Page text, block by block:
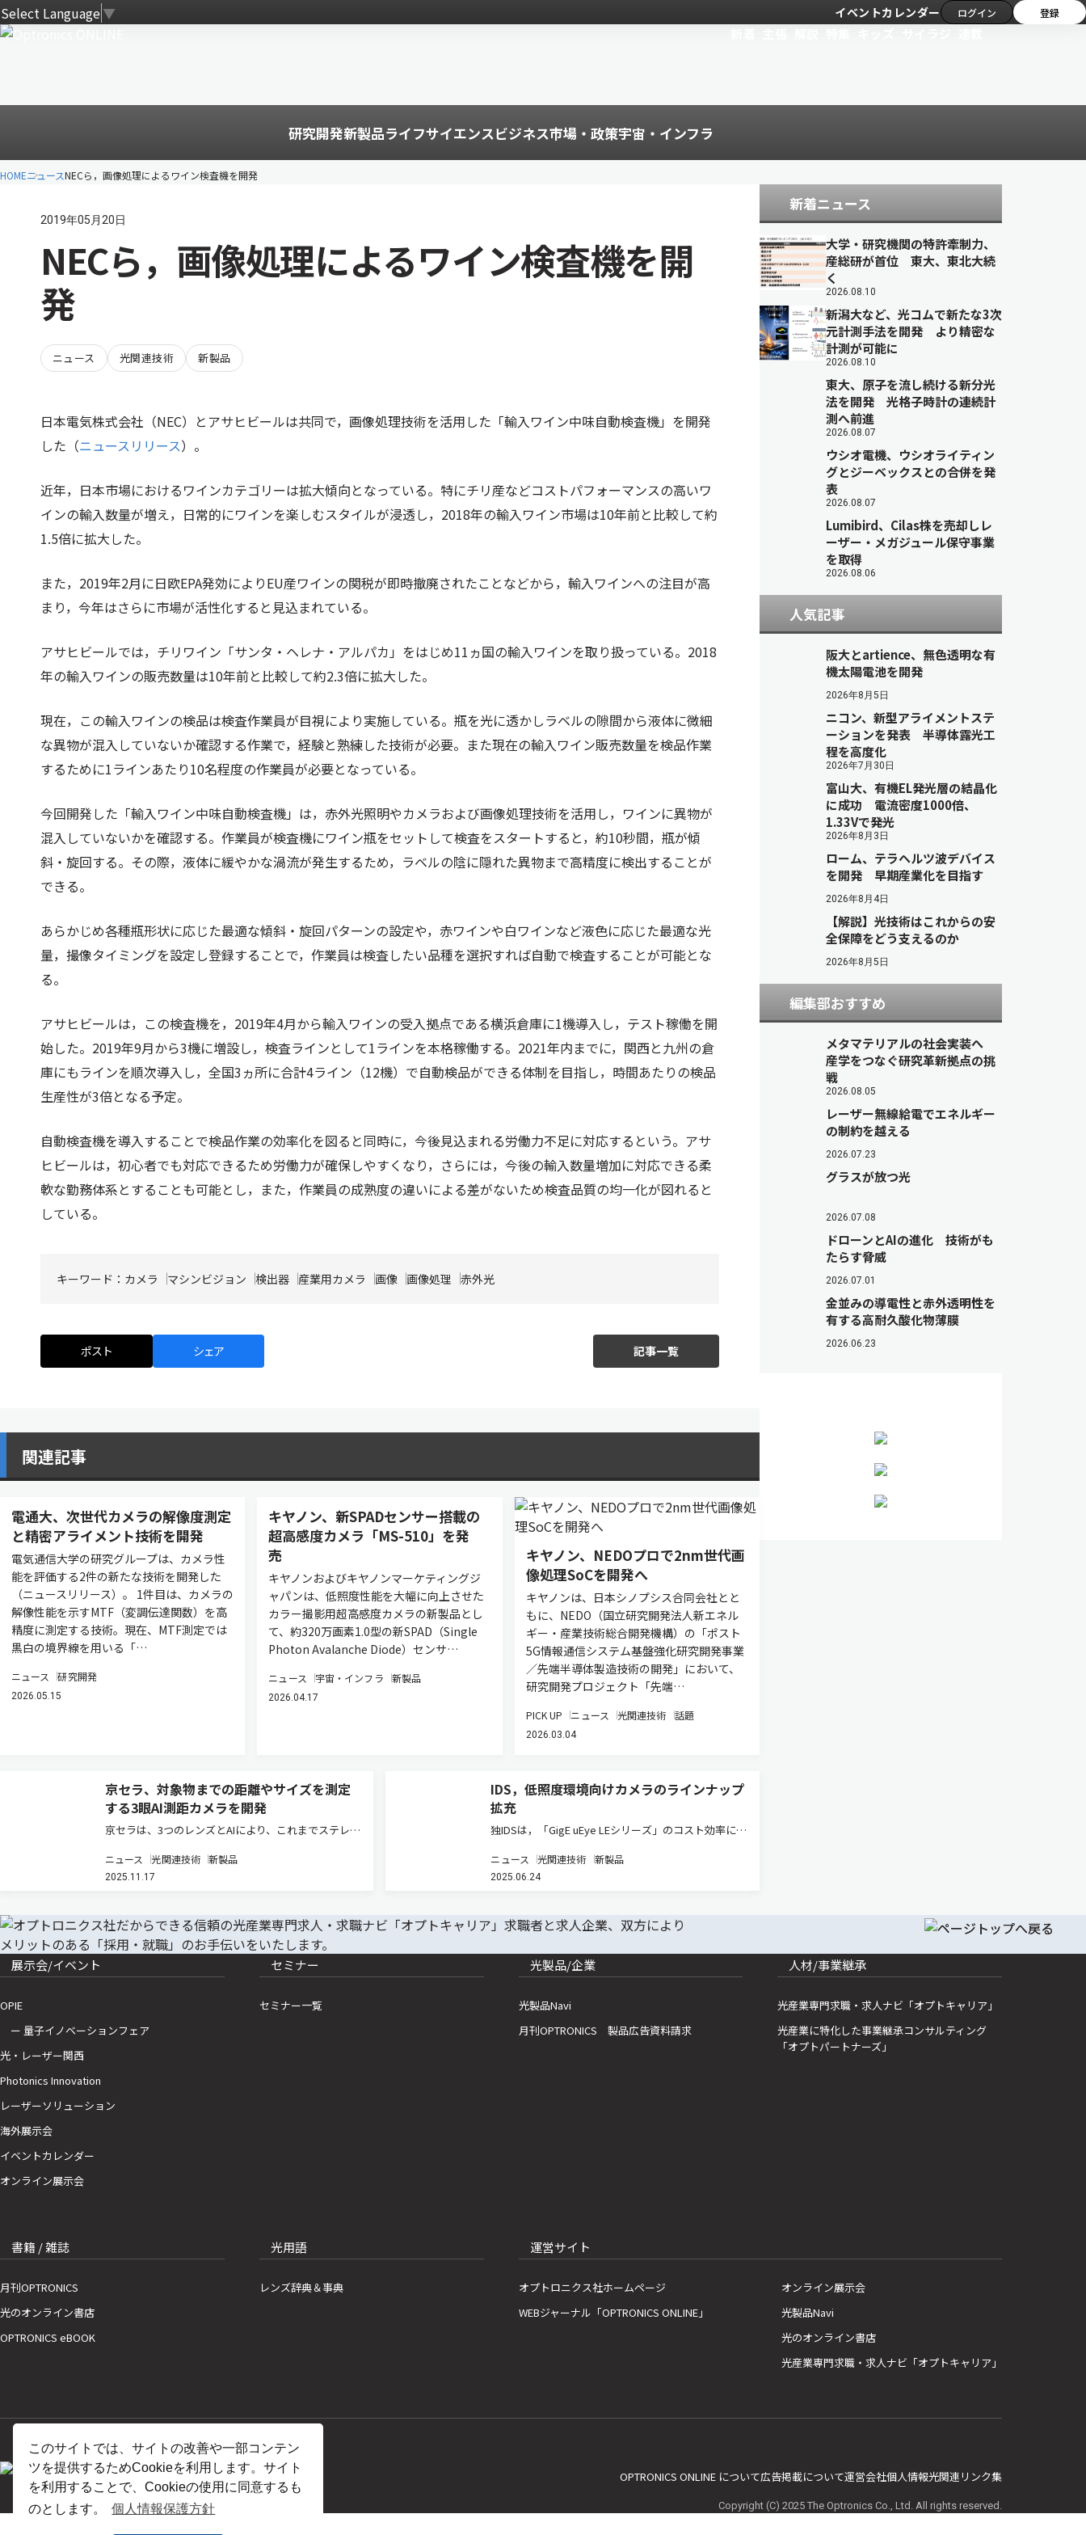
このサイトでは、サイトの改善や一部コンテン
ツを提供するためCookieを利用します。サイト
を利用することで、Cookieの使用に同意するも
のとします。
個人情報保護方針
Select Language▼ イベントカレンダー ログイン 登録
研究開発新製品ライフサイエンスビジネス市場・政策宇宙・インフラ
HOMEニュースNECら，画像処理によるワイン検査機を開発
2019年05月20日
NECら，画像処理によるワイン検査機を開
発
ニュース 光関連技術 新製品
日本電気株式会社（NEC）とアサヒビールは共同で，画像処理技術を活用した「輸入ワイン中味自動検査機」を開発
した（ニュースリリース）。
近年，日本市場におけるワインカテゴリーは拡大傾向となっている。特にチリ産などコストパフォーマンスの高いワ
インの輸入数量が増え，日常的にワインを楽しむスタイルが浸透し，2018年の輸入ワイン市場は10年前と比較して約
1.5倍に拡大した。
また，2019年2月に日欧EPA発効によりEU産ワインの関税が即時撤廃されたことなどから，輸入ワインへの注目が高
まり，今年はさらに市場が活性化すると見込まれている。
アサヒビールでは，チリワイン「サンタ・ヘレナ・アルパカ」をはじめ11ヵ国の輸入ワインを取り扱っている。2018
年の輸入ワインの販売数量は10年前と比較して約2.3倍に拡大した。
現在，この輸入ワインの検品は検査作業員が目視により実施している。瓶を光に透かしラベルの隙間から液体に微細
な異物が混入していないか確認する作業で，経験と熟練した技術が必要。また現在の輸入ワイン販売数量を検品作業
するために1ラインあたり10名程度の作業員が必要となっている。
今回開発した「輸入ワイン中味自動検査機」は，赤外光照明やカメラおよび画像処理技術を活用し，ワインに異物が
混入していないかを確認する。作業員が検査機にワイン瓶をセットして検査をスタートすると，約10秒間，瓶が傾
斜・旋回する。その際，液体に緩やかな渦流が発生するため，ラベルの陰に隠れた異物まで高精度に検出することが
できる。
あらかじめ各種瓶形状に応じた最適な傾斜・旋回パターンの設定や，赤ワインや白ワインなど液色に応じた最適な光
量，撮像タイミングを設定し登録することで，作業員は検査したい品種を選択すれば自動で検査することが可能とな
る。
アサヒビールは，この検査機を，2019年4月から輸入ワインの受入拠点である横浜倉庫に1機導入し，テスト稼働を開
始した。2019年9月から3機に増設し，検査ラインとして1ラインを本格稼働する。2021年内までに，関西と九州の倉
庫にもラインを順次導入し，全国3ヵ所に合計4ライン（12機）で自動検品ができる体制を目指し，時間あたりの検品
生産性が3倍となる予定。
自動検査機を導入することで検品作業の効率化を図ると同時に，今後見込まれる労働力不足に対応するという。アサ
ヒビールは，初心者でも対応できるため労働力が確保しやすくなり，さらには，今後の輸入数量増加に対応できる柔
軟な勤務体系とすることも可能とし，また，作業員の成熟度の違いによる差がないため検査品質の均一化が図れると
している。
キーワード： カメラ マシンビジョン 検出器 産業用カメラ 画像 画像処理 赤外光
ポスト シェア 記事一覧
関連記事
電通大、次世代カメラの解像度測定
と精密アライメント技術を開発
電気通信大学の研究グループは、カメラ性
能を評価する2件の新たな技術を開発した
（ニュースリリース）。 1件目は、カメラの
解像性能を示すMTF（変調伝達関数）を高
精度に測定する技術。現在、MTF測定では
黒白の境界線を用いる「…
ニュース 研究開発
2026.05.15
キヤノン、新SPADセンサー搭載の
超高感度カメラ「MS-510」を発
売
キヤノンおよびキヤノンマーケティングジ
ャパンは、低照度性能を大幅に向上させた
カラー撮影用超高感度カメラの新製品とし
て、約320万画素1.0型の新SPAD（Single
Photon Avalanche Diode）センサ…
ニュース 宇宙・インフラ 新製品
2026.04.17
キヤノン、NEDOプロで2nm世代画
像処理SoCを開発へ
キヤノンは、日本シノプシス合同会社とと
もに、NEDO（国立研究開発法人新エネル
ギー・産業技術総合開発機構）の「ポスト
5G情報通信システム基盤強化研究開発事業
／先端半導体製造技術の開発」において、
研究開発プロジェクト「先端…
PICK UP ニュース 光関連技術 話題
2026.03.04
京セラ、対象物までの距離やサイズを測定
する3眼AI測距カメラを開発
京セラは、3つのレンズとAIにより、これまでステレオ
物体や、金属のような反射する物体などを認識し、そ
の対象物までの距離やサイズを高精度に測定する「3
ニュース 光関連技術 新製品
2025.11.17
IDS，低照度環境向けカメラのラインナップ
拡充
独IDSは，「GigE uEye LEシリーズ」のコスト効率に優
の「Sony Starvis 2センサー」を搭載した新製品を追
加すると発表した（ニュースリリース）。 この新…
ニュース 光関連技術 新製品
2025.06.24
新着ニュース
大学・研究機関の特許牽制力、
産総研が首位 東大、東北大続
く
2026.08.10
新潟大など、光コムで新たな3次
元計測手法を開発 より精密な
計測が可能に
2026.08.10
東大、原子を流し続ける新分光
法を開発 光格子時計の連続計
測へ前進
2026.08.07
ウシオ電機、ウシオライティン
グとジーベックスとの合併を発
表
2026.08.07
Lumibird、Cilas株を売却しレ
ーザー・メガジュール保守事業
を取得
2026.08.06
人気記事
阪大とartience、無色透明な有
機太陽電池を開発
2026年8月5日
ニコン、新型アライメントステ
ーションを発表 半導体露光工
程を高度化
2026年7月30日
富山大、有機EL発光層の結晶化
に成功 電流密度1000倍、
1.33Vで発光
2026年8月3日
ローム、テラヘルツ波デバイス
を開発 早期産業化を目指す
2026年8月4日
【解説】光技術はこれからの安
全保障をどう支えるのか
2026年8月5日
編集部おすすめ
メタマテリアルの社会実装へ
産学をつなぐ研究革新拠点の挑
戦
2026.08.05
レーザー無線給電でエネルギー
の制約を越える
2026.07.23
グラスが放つ光
2026.07.08
ドローンとAIの進化 技術がも
たらす脅威
2026.07.01
金並みの導電性と赤外透明性を
有する高耐久酸化物薄膜
2026.06.23
展示会/イベント
OPIE
ー 量子イノベーションフェア
光・レーザー関西
Photonics Innovation
レーザーソリューション
海外展示会
イベントカレンダー
オンライン展示会
セミナー
セミナー一覧
光製品/企業
光製品Navi
月刊OPTRONICS 製品広告資料請求
人材/事業継承
光産業専門求職・求人ナビ「オプトキャリア」
光産業に特化した事業継承コンサルティング
「オプトパートナーズ」
書籍 / 雑誌
月刊OPTRONICS
光のオンライン書店
OPTRONICS eBOOK
光用語
レンズ辞典＆事典
運営サイト
オプトロニクス社ホームページ
WEBジャーナル「OPTRONICS ONLINE」
オンライン展示会
光製品Navi
光のオンライン書店
光産業専門求職・求人ナビ「オプトキャリア」
OPTRONICS ONLINE について広告掲載について運営会社個人情報光関連リンク集
Copyright (C) 2025 The Optronics Co., Ltd. All rights reserved.